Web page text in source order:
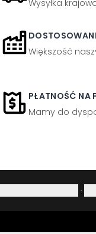
Wysyłka
Większość
PŁATNOŚĆ NA
Mamy do
·